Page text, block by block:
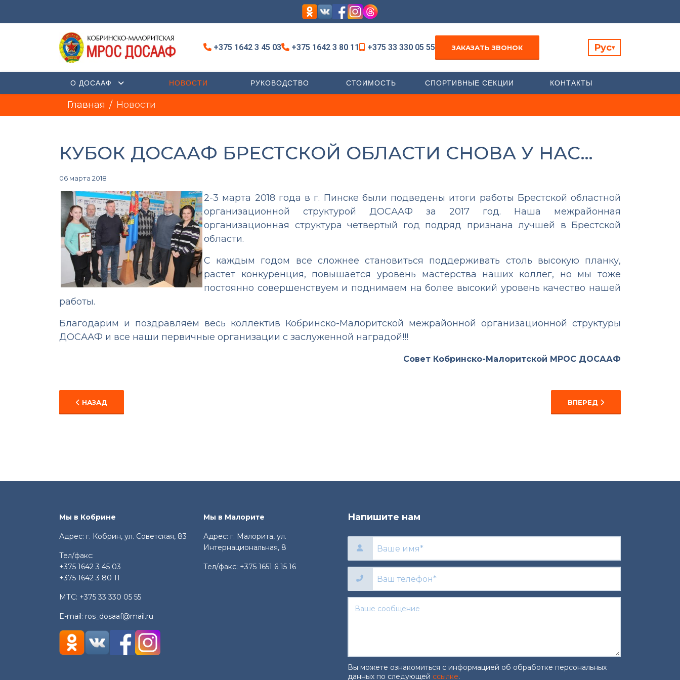
+375 1642 3 45 03 +375 1642 3 80 11 +375 33 330 05 55 ЗАКАЗАТЬ ЗВОНОК Рус▾
О ДОСААФ НОВОСТИ РУКОВОДСТВО СТОИМОСТЬ СПОРТИВНЫЕ СЕКЦИИ КОНТАКТЫ
Главная Новости
КУБОК ДОСААФ БРЕСТСКОЙ ОБЛАСТИ СНОВА У НАС…
06 марта 2018
2-3 марта 2018 года в г. Пинске были подведены итоги работы Брестской областной
организационной структурой ДОСААФ за 2017 год. Наша межрайонная
организационная структура четвертый год подряд признана лучшей в Брестской
области.
С каждым годом все сложнее становиться поддерживать столь высокую планку,
растет конкуренция, повышается уровень мастерства наших коллег, но мы тоже
постоянно совершенствуем и поднимаем на более высокий уровень качество нашей
работы.
Благодарим и поздравляем весь коллектив Кобринско-Малоритской межрайонной организационной структуры
ДОСААФ и все наши первичные организации с заслуженной наградой!!!
Совет Кобринско-Малоритской МРОС ДОСААФ
ПРЕДЫДУЩИЙ: К 100-ЛЕТИЮ ВООРУЖЕННЫХ СИЛ. ОТСТРЕЛЯЛИСЬ ПЕРВИЧКИ ДОСААФ…
НАЗАД СЛЕДУЮЩИЙ: ПАМЯТИ
ВПЕРЕД
Мы в Кобрине
Адрес: г. Кобрин, ул. Советская, 83
Тел/факс:
+375 1642 3 45 03
+375 1642 3 80 11
МТС: +375 33 330 05 55
E-mail: ros_dosaaf@mail.ru
Мы в Малорите
Адрес: г. Малорита, ул.
Интернациональная, 8
Тел/факс: +375 1651 6 15 16
Напишите нам
Вы можете ознакомиться с информацией об обработке персональных
данных по следующей ссылке.